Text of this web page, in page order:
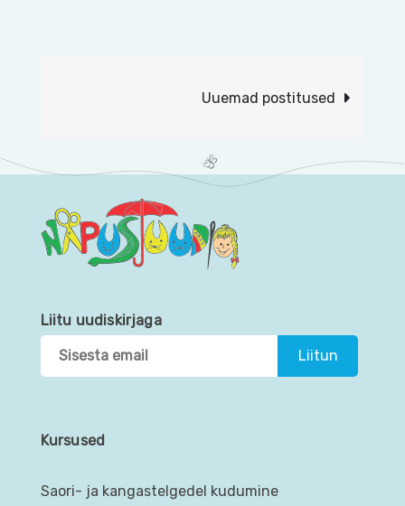
Navigeerimine
Uuemad postitused
Liitu uudiskirjaga
Kursused
Saori- ja kangastelgedel kudumine